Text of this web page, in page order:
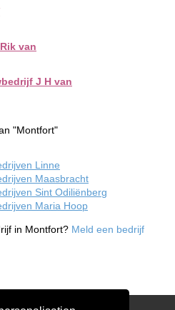
van
J H van
"Montfort"
Linne
Maasbracht
Sint Odiliënberg
Maria Hoop
in Montfort? Meld een bedrijf